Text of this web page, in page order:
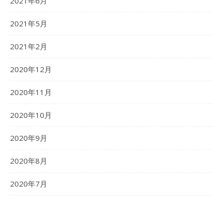
2021年5月
2021年2月
2020年12月
2020年11月
2020年10月
2020年9月
2020年8月
2020年7月